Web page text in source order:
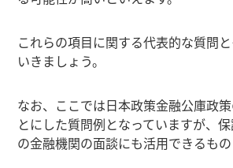
これらの項目に関する代表的な質問
いきましょう。
なお、ここでは日本政策金融公庫政
とにした質問例となっていますが、
の金融機関の面談にも活用できるもの